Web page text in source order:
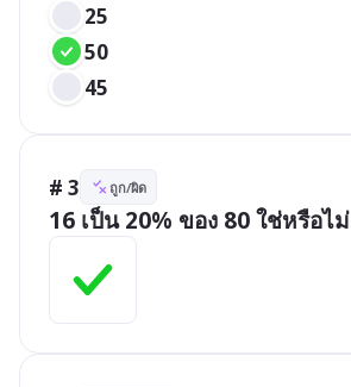
25
50
45
# 3 ถูก/ผิด
16 เป็น 20% ของ 80 ใช่หรือไม่